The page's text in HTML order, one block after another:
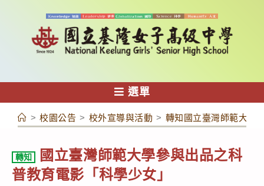
容
選單
> 校園公告 > 校外宣導與活動 > 轉知國立臺灣師範大學
轉知
國立臺灣師範大學參與出品之科
普教育電影「科學少女」